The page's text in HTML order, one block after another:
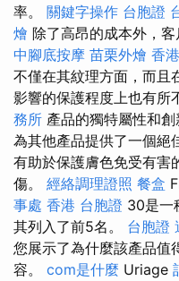
率。 關鍵字操作 台胞證
燴 除了高昂的成本外，
中腳底按摩 苗栗外燴 香
不僅在其紋理方面，而且
影響的保護程度上也有所
務所 產品的獨特屬性和
為其他產品提供了一個絕
有助於保護膚色免受有害
傷。 經絡調理證照 餐盒
事處 香港 台胞證 30是一
其列入了前5名。 台胞證
您展示了為什麼該產品值
容。 com是什麼 Uriage